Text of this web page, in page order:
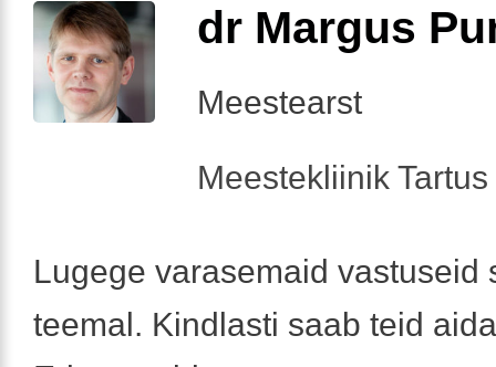
dr Margus
Meestearst
Meestekliinik
Lugege varasemaid vastuseid
teemal. Kindlasti saab teid